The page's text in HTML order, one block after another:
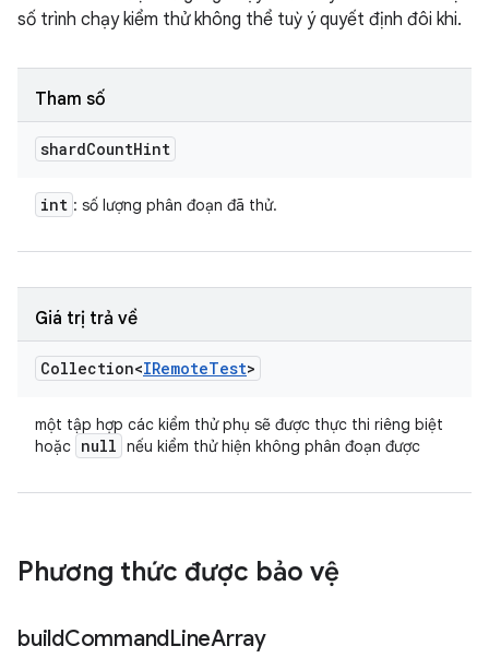
số trình chạy kiểm thử không thể tuỳ ý quyết định đôi khi.
Tham số
shardCountHint
int : số lượng phân đoạn đã thử.
Giá trị trả về
Collection<IRemoteTest>
một tập hợp các kiểm thử phụ sẽ được thực thi riêng biệt
hoặc null nếu kiểm thử hiện không phân đoạn được
Phương thức được bảo vệ
buildCommandLineArray